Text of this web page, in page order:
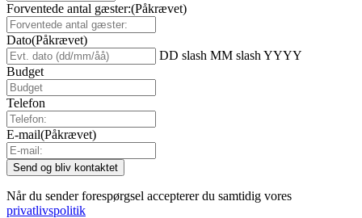
Forventede antal gæster:(Påkrævet)
Dato(Påkrævet)
DD slash MM slash YYYY
Budget
Telefon
E-mail(Påkrævet)
Når du sender forespørgsel accepterer du samtidig vores
privatlivspolitik